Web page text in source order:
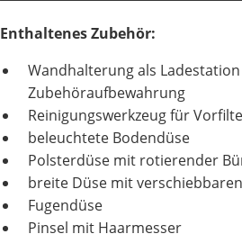
Enthaltenes Zubehör:
Wandhalterung als
Zubehöraufbewahrung
Reinigungswerkzeug für
beleuchtete Bodendüse
Polsterdüse mit rotierender
breite Düse mit
Fugendüse
Pinsel mit Haarmesser